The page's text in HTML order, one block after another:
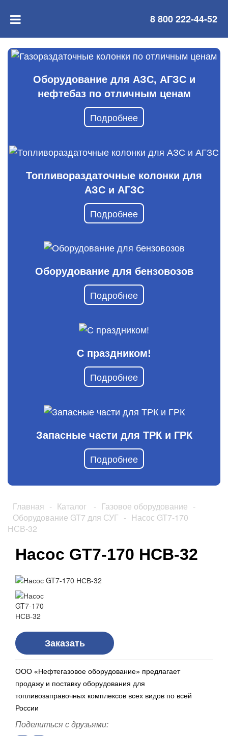
8 800 222-44-52
Оборудование для АЗС, АГЗС и
нефтебаз по отличным ценам
Подробнее
Топливораздаточные колонки для
АЗС и АГЗС
Подробнее
Оборудование для бензовозов
Подробнее
С праздником!
Подробнее
Запасные части для ТРК и ГРК
Подробнее
Главная - Каталог - Газовое оборудование -
Оборудование GT7 для СУГ - Насос GT7-170
НСВ-32
Насос GT7-170 НСВ-32
Заказать
ООО «Нефтегазовое оборудование» предлагает
продажу и поставку оборудования для
топливозаправочных комплексов всех видов по всей
России
Поделиться с друзьями: